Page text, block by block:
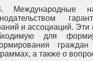
Международные
и ассоциаций.
для
а также о